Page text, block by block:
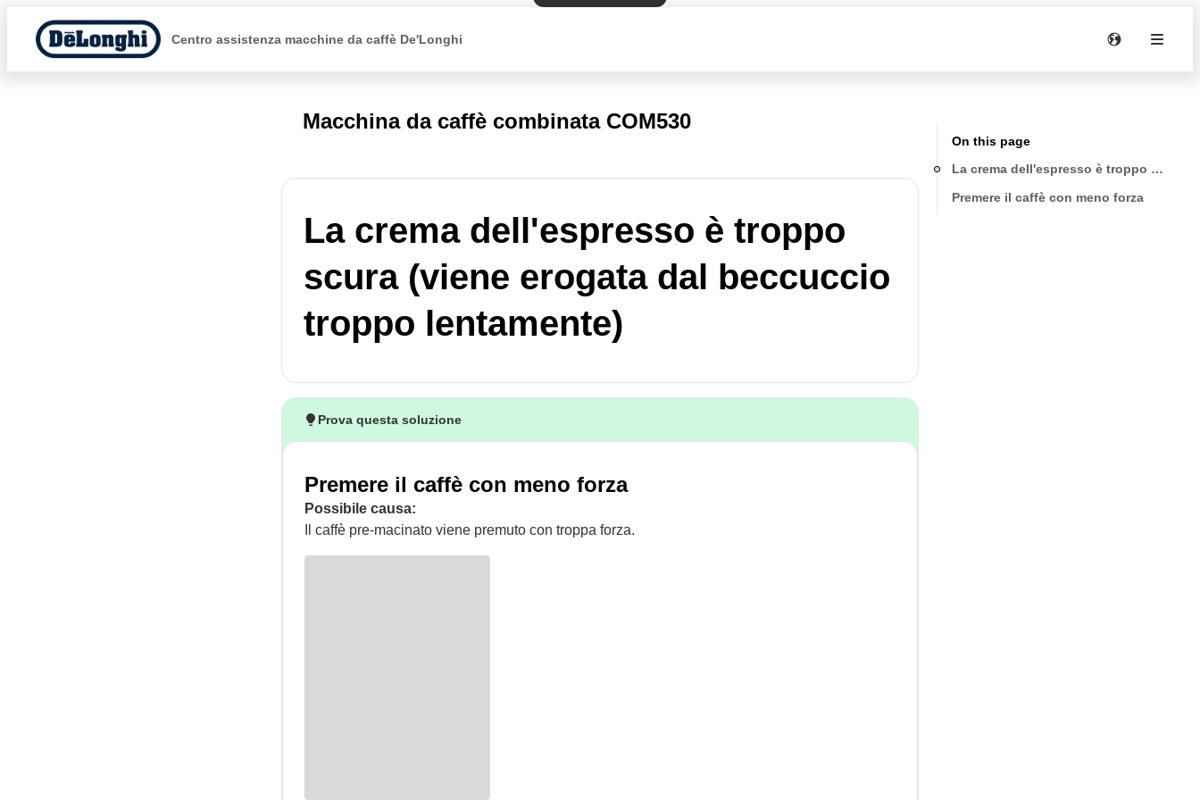
Centro assistenza macchine da caffè De'Longhi
Macchina da caffè combinata COM530
La crema dell'espresso è troppo
scura (viene erogata dal beccuccio
troppo lentamente)
Prova questa soluzione
Premere il caffè con meno forza
Possibile causa:
Il caffè pre-macinato viene premuto con troppa forza.
On this page
La crema dell'espresso è troppo scura
Premere il caffè con meno forza